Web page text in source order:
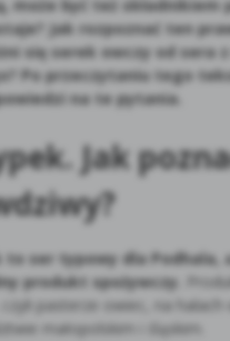
może być też składnikiem
Jak rozpoznać ten
się serek owczy od sera
Po przeczytaniu tego
na te pytania.
Jak
to ser typowy dla Podhala,
produkt spożywczy.
czyli pasterze owiec, na halach
małopolskim i śląskim.